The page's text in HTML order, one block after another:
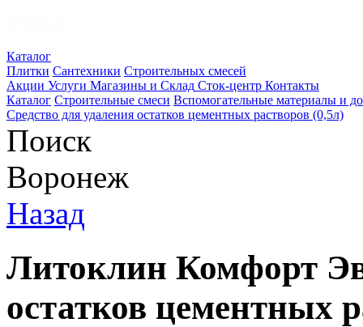
Каталог
Плитки Сантехники Строительных смесей
Акции Услуги Магазины и Склад Сток-центр Контакты
Каталог Строительные смеси Вспомогательные материалы и
Средство для удаления остатков цементных растворов (0,5л)
Поиск
Воронеж
Назад
Литоклин Комфорт
остатков цементных